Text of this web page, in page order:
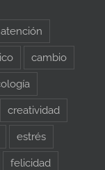
atención
cambio
creatividad
estrés
felicidad